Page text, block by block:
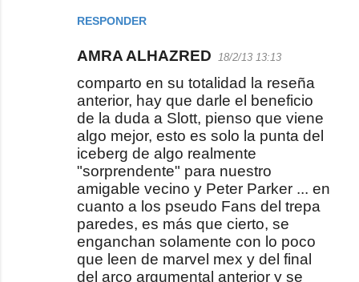
RESPONDER
AMRA ALHAZRED 18/2/13 13:13
comparto en su totalidad la reseña
anterior, hay que darle el beneficio
de la duda a Slott, pienso que viene
algo mejor, esto es solo la punta del
iceberg de algo realmente
"sorprendente" para nuestro
amigable vecino y Peter Parker ... en
cuanto a los pseudo Fans del trepa
paredes, es más que cierto, se
enganchan solamente con lo poco
que leen de marvel mex y del final
del arco argumental anterior y se